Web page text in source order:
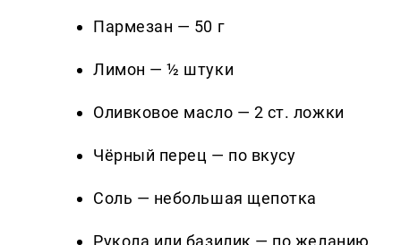
Пармезан — 50 г
Лимон — ½ штуки
Оливковое масло — 2 ст. ложки
Чёрный перец — по вкусу
Соль — небольшая щепотка
Рукола или базилик — по желанию